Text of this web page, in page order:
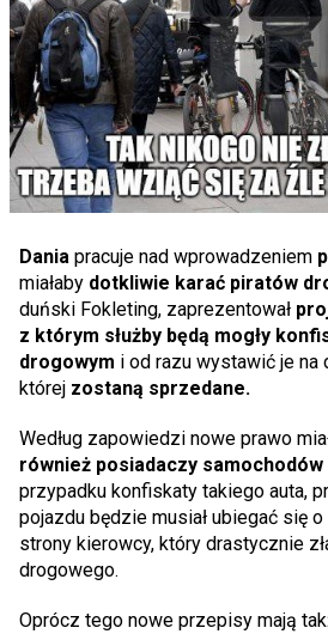
Dania pracuje nad wprowadzeniem
miałaby dotkliwie karać piratów
duński Fokleting, zaprezentował
z którym służby będą mogły
drogowym i od razu wystawić je na
której zostaną sprzedane.
Według zapowiedzi nowe prawo
również posiadaczy
przypadku konfiskaty takiego auta,
pojazdu będzie musiał ubiegać się
strony kierowcy, który drastycznie
drogowego.
Oprócz tego nowe przepisy mają